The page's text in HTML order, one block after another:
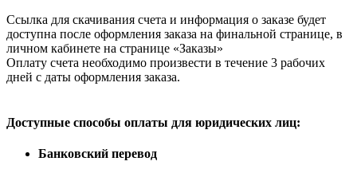
Ссылка для скачивания счета и информация о заказе будет
доступна после оформления заказа на финальной странице, в
личном кабинете на странице «Заказы»
Оплату счета необходимо произвести в течение 3 рабочих
дней с даты оформления заказа.
Доступные способы оплаты для юридических лиц:
Банковский перевод